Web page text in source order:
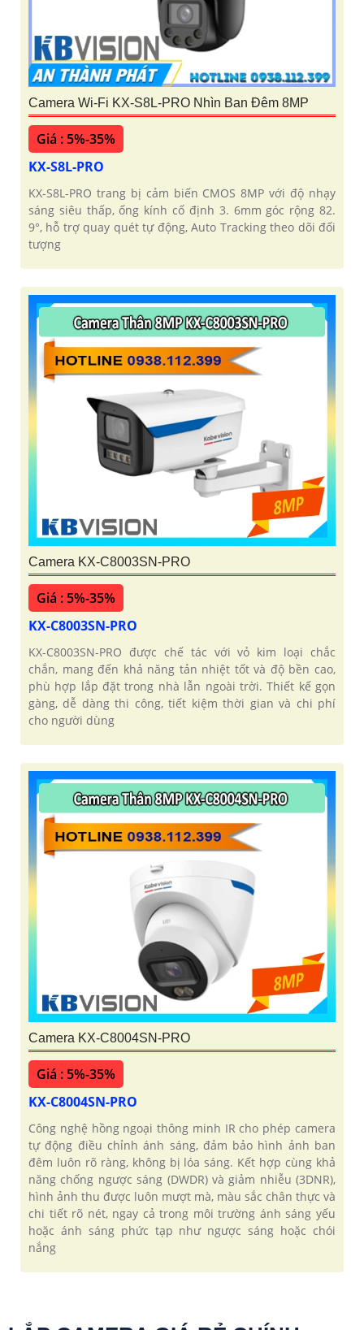
Camera Wi-Fi KX-S8L-PRO Nhìn Ban Đêm 8MP
Giá : 5%-35%
KX-S8L-PRO
KX-S8L-PRO trang bị cảm biến CMOS 8MP với độ nhạy
sáng siêu thấp, ống kính cố định 3. 6mm góc rộng 82.
9°, hỗ trợ quay quét tự động, Auto Tracking theo dõi đối
tượng
Camera KX-C8003SN-PRO
Giá : 5%-35%
KX-C8003SN-PRO
KX-C8003SN-PRO được chế tác với vỏ kim loại chắc
chắn, mang đến khả năng tản nhiệt tốt và độ bền cao,
phù hợp lắp đặt trong nhà lẫn ngoài trời. Thiết kế gọn
gàng, dễ dàng thi công, tiết kiệm thời gian và chi phí
cho người dùng
Camera KX-C8004SN-PRO
Giá : 5%-35%
KX-C8004SN-PRO
Công nghệ hồng ngoại thông minh IR cho phép camera
tự động điều chỉnh ánh sáng, đảm bảo hình ảnh ban
đêm luôn rõ ràng, không bị lóa sáng. Kết hợp cùng khả
năng chống ngược sáng (DWDR) và giảm nhiễu (3DNR),
hình ảnh thu được luôn mượt mà, màu sắc chân thực và
chi tiết rõ nét, ngay cả trong môi trường ánh sáng yếu
hoặc ánh sáng phức tạp như ngược sáng hoặc chói
nắng